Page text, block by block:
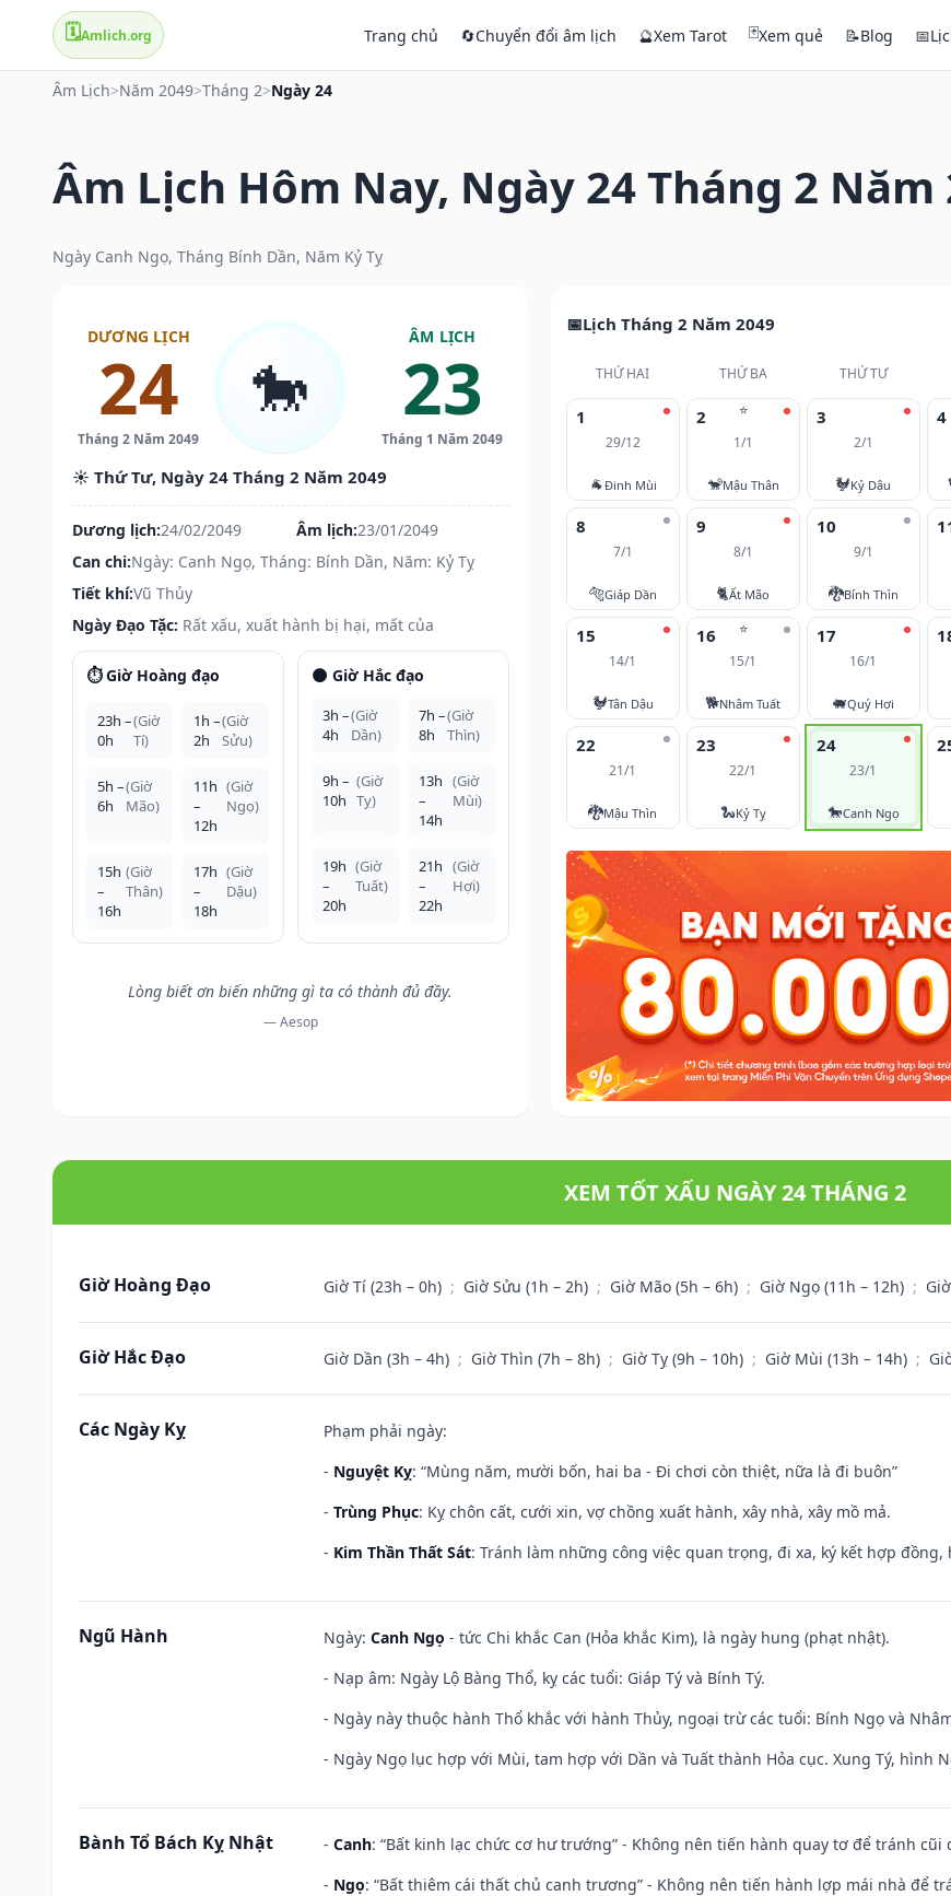
🗓️Amlich.org Trang chủ 🔄Chuyển đổi âm lịch 🔮Xem Tarot 🃏Xem quẻ 📝Blog 📅
Âm Lịch>Năm 2049>Tháng 2>Ngày 24
Âm Lịch Hôm Nay, Ngày 24 Tháng 2 Năm
Ngày Canh Ngọ, Tháng Bính Dần, Năm Kỷ Tỵ
DƯƠNG LỊCH
24
Tháng 2 Năm 2049
🐎
ÂM LỊCH
23
Tháng 1 Năm 2049
☀️ Thứ Tư, Ngày 24 Tháng 2 Năm 2049
Dương lịch:24/02/2049 Âm lịch:23/01/2049
Can chi:Ngày: Canh Ngọ, Tháng: Bính Dần, Năm: Kỷ Tỵ
Tiết khí:Vũ Thủy
Ngày Đạo Tặc: Rất xấu, xuất hành bị hại, mất của
⏱️ Giờ Hoàng đạo
23h –
0h
(Giờ
Tí)
1h –
2h
(Giờ
Sửu)
5h –
6h
(Giờ
Mão)
11h
–
12h
(Giờ
Ngọ)
15h
–
16h
(Giờ
Thân)
17h
–
18h
(Giờ
Dậu)
🌑 Giờ Hắc đạo
3h –
4h
(Giờ
Dần)
7h –
8h
(Giờ
Thìn)
9h –
10h
(Giờ
Tỵ)
13h
–
14h
(Giờ
Mùi)
19h
–
20h
(Giờ
Tuất)
21h
–
22h
(Giờ
Hợi)
Lòng biết ơn biến những gì ta có thành đủ đầy.
— Aesop
Lịch Tháng 2 Năm 2049
THỨ HAI THỨ BA THỨ TƯ
1
29/12
🐐Đinh Mùi
⭐
2
1/1
🐒Mậu Thân
3
2/1
🐓Kỷ Dậu
4
8
7/1
🐅Giáp Dần
9
8/1
🐈Ất Mão
10
9/1
🐉Bính Thìn
15
14/1
🐓Tân Dậu
⭐
16
15/1
🐕Nhâm Tuất
17
16/1
🐖Quý Hợi
22
21/1
🐉Mậu Thìn
23
22/1
🐍Kỷ Tỵ
24
23/1
🐎Canh Ngọ
XEM TỐT XẤU NGÀY 24 THÁNG 2
Giờ Hoàng Đạo Giờ Tí (23h – 0h) ; Giờ Sửu (1h – 2h) ; Giờ Mão (5h – 6h) ; Giờ Ngọ (11h – 12h) ;
Giờ Hắc Đạo Giờ Dần (3h – 4h) ; Giờ Thìn (7h – 8h) ; Giờ Tỵ (9h – 10h) ; Giờ Mùi (13h – 14h) ;
Các Ngày Kỵ
Phạm phải ngày:
- Nguyệt Kỵ: “Mùng năm, mười bốn, hai ba - Đi chơi còn thiệt, nữa là đi buôn”
- Trùng Phục: Kỵ chôn cất, cưới xin, vợ chồng xuất hành, xây nhà, xây mồ mả.
- Kim Thần Thất Sát: Tránh làm những công việc quan trọng, đi xa, ký kết hợp
Ngũ Hành Ngày: Canh Ngọ - tức Chi khắc Can (Hỏa khắc Kim), là ngày hung (phạt nhật).
- Nạp âm: Ngày Lộ Bàng Thổ, kỵ các tuổi: Giáp Tý và Bính Tý.
- Ngày này thuộc hành Thổ khắc với hành Thủy, ngoại trừ các tuổi: Bính Ngọ và
- Ngày Ngọ lục hợp với Mùi, tam hợp với Dần và Tuất thành Hỏa cục. Xung Tý, hình
Bành Tổ Bách Kỵ Nhật - Canh: “Bất kinh lạc chức cơ hư trướng” - Không nên tiến hành quay tơ để tránh cũi
- Ngọ: “Bất thiêm cái thất chủ canh trương” - Không nên tiến hành lợp mái nhà để